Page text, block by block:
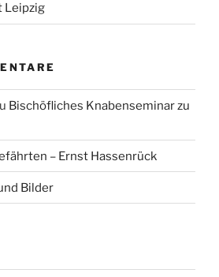
Leipzig
Bischöfliches Knabenseminar zu
– Ernst Hassenrück
Bilder